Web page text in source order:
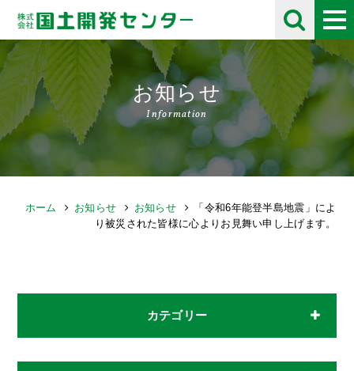
お知らせ
Information
ホーム お知らせ お知らせ
「令和6年能登半島地震」によ
り被災された皆様に心よりお見舞い申し上げます。
カテゴリー